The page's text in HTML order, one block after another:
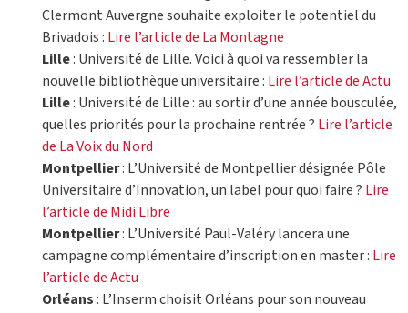
Clermont Auvergne souhaite exploiter le potentiel du
Brivadois : Lire l’article de La Montagne
Lille: Université de Lille. Voici à quoi va ressembler la
nouvelle bibliothèque universitaire : Lire l’article de Actu
Lille: Université de Lille : au sortir d’une année bousculée,
quelles priorités pour la prochaine rentrée ? Lire l’article
de La Voix du Nord
Montpellier: L’Université de Montpellier désignée Pôle
Universitaire d’Innovation, un label pour quoi faire ? Lire
l’article de Midi Libre
Montpellier: L’Université Paul-Valéry lancera une
campagne complémentaire d’inscription en master : Lire
l’article de Actu
Orléans: L’Inserm choisit Orléans pour son nouveau